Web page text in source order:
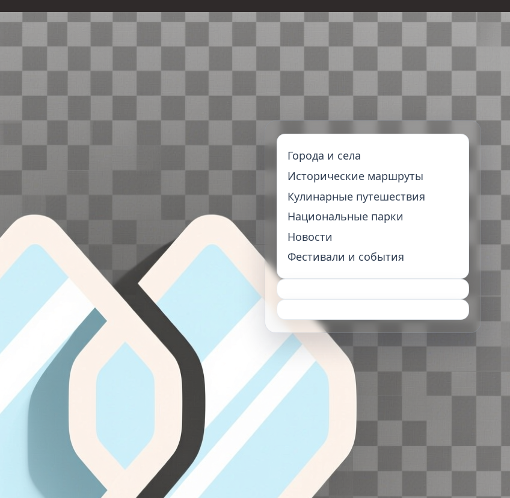
Города и села
Исторические маршруты
Кулинарные путешествия
Национальные парки
Новости
Фестивали и события